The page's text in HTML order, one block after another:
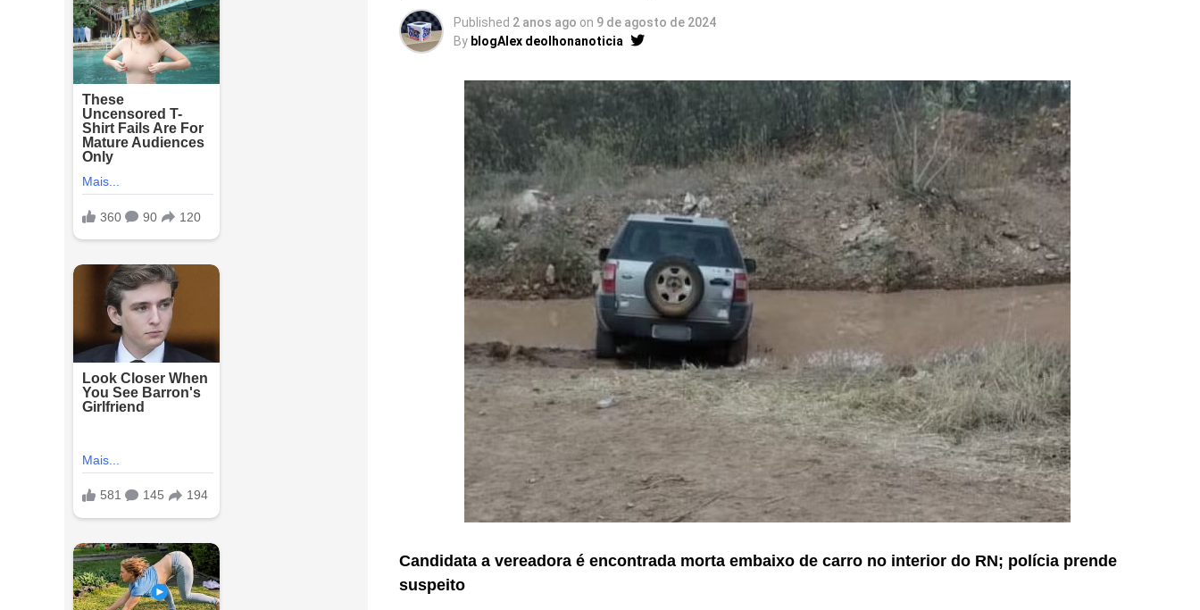
Published 2 anos ago on 9 de agosto de 2024
By blogAlex deolhonanoticia
Candidata a vereadora é encontrada morta embaixo de carro no interior do RN; polícia prende
suspeito